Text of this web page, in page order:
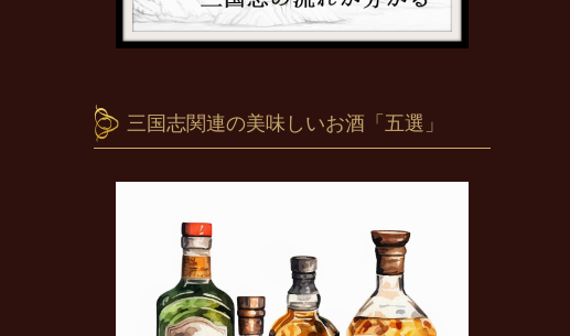
三国志関連の美味しいお酒「五選」